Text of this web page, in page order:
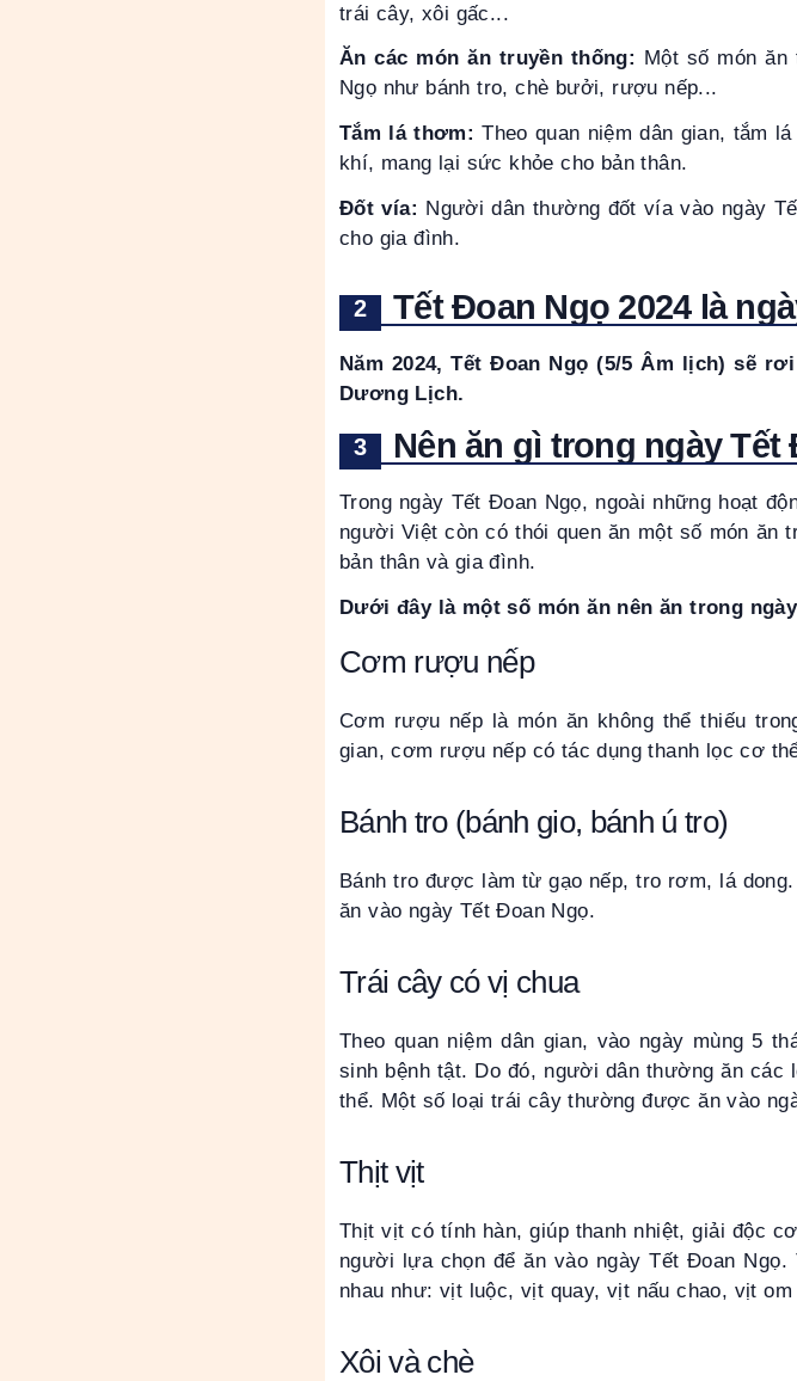
trái cây, xôi gấc...
Ăn các món ăn truyền thống: Một số món
Ngọ như bánh tro, chè bưởi, rượu nếp...
Tắm lá thơm:Theo quan niệm dân gian, tắm
khí, mang lại sức khỏe cho bản thân.
Đốt vía: Người dân thường đốt vía vào ngày
cho gia đình.
Tết Đoan Ngọ 2024 là
Năm 2024, Tết Đoan Ngọ (5/5 Âm lịch) sẽ
Dương Lịch.
Nên ăn gì trong ngày Tết
Trong ngày Tết Đoan Ngọ, ngoài những hoạt
người Việt còn có thói quen ăn một số món ăn
bản thân và gia đình.
Dưới đây là một số món ăn nên ăn trong
Cơm rượu nếp
Cơm rượu nếp là món ăn không thể thiếu
gian, cơm rượu nếp có tác dụng thanh lọc cơ
Bánh tro (bánh gio, bánh ú tro)
Bánh tro được làm từ gạo nếp, tro rơm, lá
ăn vào ngày Tết Đoan Ngọ.
Trái cây có vị chua
Theo quan niệm dân gian, vào ngày mùng 5
sinh bệnh tật. Do đó, người dân thường ăn
thể. Một số loại trái cây thường được ăn vào
Thịt vịt
Thịt vịt có tính hàn, giúp thanh nhiệt, giải độc
người lựa chọn để ăn vào ngày Tết Đoan
nhau như: vịt luộc, vịt quay, vịt nấu chao, vịt
Xôi và chè